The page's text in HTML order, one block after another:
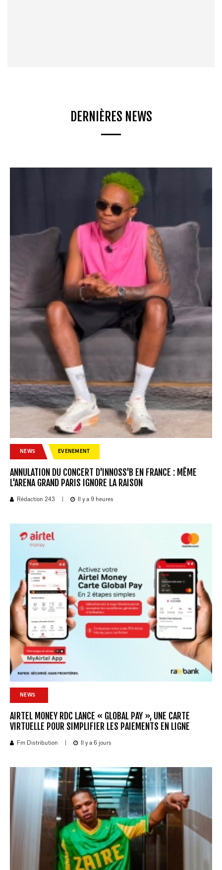
DERNIÈRES NEWS
NEWS EVENEMENT
ANNULATION DU CONCERT D'INNOSS'B EN FRANCE : MÊME
L'ARENA GRAND PARIS IGNORE LA RAISON
Rédaction 243 Il y a 9 heures
NEWS
AIRTEL MONEY RDC LANCE « GLOBAL PAY », UNE CARTE
VIRTUELLE POUR SIMPLIFIER LES PAIEMENTS EN LIGNE
Fm Distribution Il y a 6 jours